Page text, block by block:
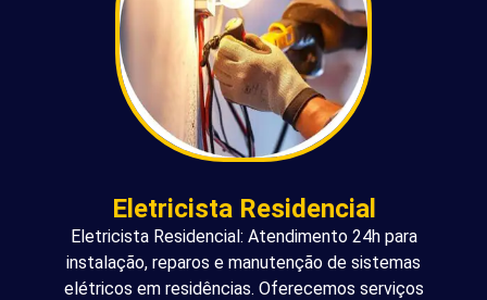
Eletricista Residencial
Eletricista Residencial: Atendimento 24h para
instalação, reparos e manutenção de sistemas
elétricos em residências. Oferecemos serviços